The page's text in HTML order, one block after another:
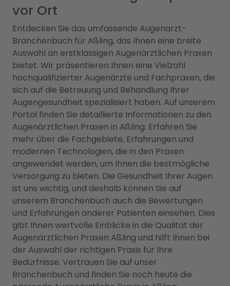
vor Ort
Entdecken Sie das umfassende Augenarzt-
Branchenbuch für Aßling, das Ihnen eine breite
Auswahl an erstklassigen Augenärztlichen Praxen
bietet. Wir präsentieren Ihnen eine Vielzahl
hochqualifizierter Augenärzte und Fachpraxen, die
sich auf die Betreuung und Behandlung Ihrer
Augengesundheit spezialisiert haben. Auf unserem
Portal finden Sie detaillierte Informationen zu den
Augenärztlichen Praxen in Aßling. Erfahren Sie
mehr über die Fachgebiete, Erfahrungen und
modernen Technologien, die in den Praxen
angewendet werden, um Ihnen die bestmögliche
Versorgung zu bieten. Die Gesundheit Ihrer Augen
ist uns wichtig, und deshalb können Sie auf
unserem Branchenbuch auch die Bewertungen
und Erfahrungen anderer Patienten einsehen. Dies
gibt Ihnen wertvolle Einblicke in die Qualität der
Augenärztlichen Praxen Aßling und hilft Ihnen bei
der Auswahl der richtigen Praxis für Ihre
Bedürfnisse. Vertrauen Sie auf unser
Branchenbuch und finden Sie noch heute die